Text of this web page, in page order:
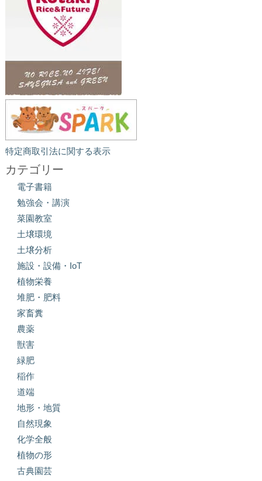
特定商取引法に関する表示
カテゴリー
電子書籍
勉強会・講演
菜園教室
土壌環境
土壌分析
施設・設備・IoT
植物栄養
堆肥・肥料
家畜糞
農薬
獣害
緑肥
稲作
道端
地形・地質
自然現象
化学全般
植物の形
古典園芸